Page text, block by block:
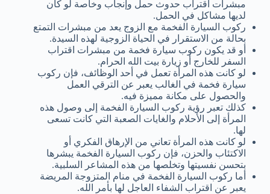
مبشرات اقتراب حدوث حمل وإنجاب وخاصة لو كان
لديها مشاكل في الحمل.
ركوب السيارة الفخمة مع الزوج يعد من مبشرات التمتع
بحالة من الاستقرار في الحياة الزوجية لهذه السيدة.
أو قد يكون ركوب سيارة فخمة من مبشرات اقتراب
السفر للخارج أو زيارة بيت الله الحرام.
لو كانت هذه المرأة تعمل في أحد الوظائف، فإن ركوب
سيارة فخمة في الغالب يعبر عن الترقي العمل
والحصول على مكانة مميزة فيه.
كذلك تعبر رؤية ركوب السيارة الفخمة إلى وصول هذه
المرأة إلى الأحلام والغايات الصعبة التي كانت تسعى
لها.
لو كانت هذه المرأة تعاني من الإرهاق الفكري أو
الاكتئاب والحزن، فإن ركوب السيارة الفخمة يبشرها
بتحسن نفسيتها وتخلصها من هذه المشاعر السلبية.
أما ركوب السيارة الفخمة في منام المتزوجة المريضة
يعبر عن اقتراب الشفاء العاجل لها بأمر الله.